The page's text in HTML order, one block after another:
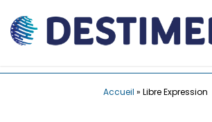
Accueil » Libre Expression